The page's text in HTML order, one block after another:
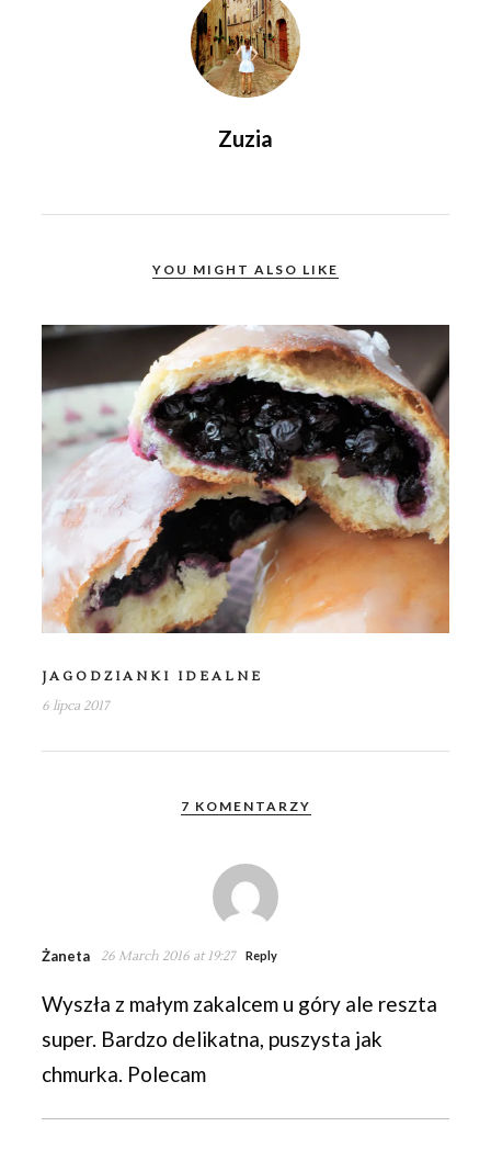
Zuzia
YOU MIGHT ALSO LIKE
JAGODZIANKI IDEALNE
6 lipca 2017
7 KOMENTARZY
Żaneta 26 March 2016 at 19:27 Reply
Wyszła z małym zakalcem u góry ale reszta
super. Bardzo delikatna, puszysta jak
chmurka. Polecam